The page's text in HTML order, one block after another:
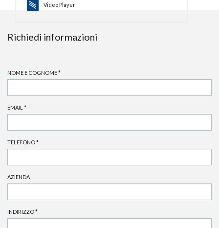
Video Player
Richiedi informazioni
NOME E COGNOME*
EMAIL *
TELEFONO*
AZIENDA
INDIRIZZO*